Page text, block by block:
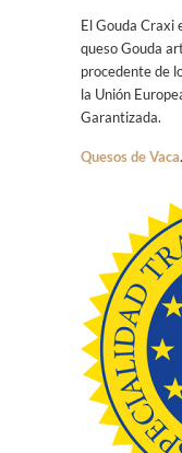
El Gouda Craxi
queso Gouda
procedente de
la Unión
Garantizada.
Quesos de Vaca.